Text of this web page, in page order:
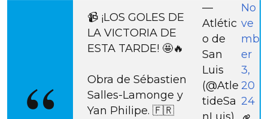
📹 ¡LOS GOLES DE
LA VICTORIA DE
ESTA TARDE! 🤩🔥
Obra de Sébastien
Salles-Lamonge y
Yan Philipe. 🇫🇷
—
Atlétic
o de
San
Luis
(@Atle
tideSa
nLuis)
No
ve
mb
er
3,
20
24